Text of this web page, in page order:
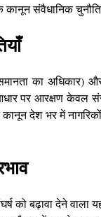
संवैधानिक
का अधिकार)
पर आरक्षण केवल
कानून देश भर में
को बढ़ावा देने वाला